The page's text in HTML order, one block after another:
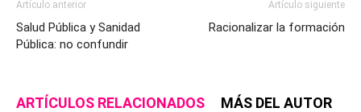
Artículo anterior
Salud Pública y Sanidad
Pública: no confundir
Artículo siguiente
Racionalizar la formación
ARTÍCULOS RELACIONADOS MÁS DEL AUTOR